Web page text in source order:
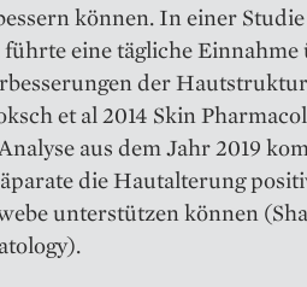
können. In einer
eine tägliche Einnahme
der
et al 2014 Skin
aus dem Jahr 2019
die Hautalterung
unterstützen können